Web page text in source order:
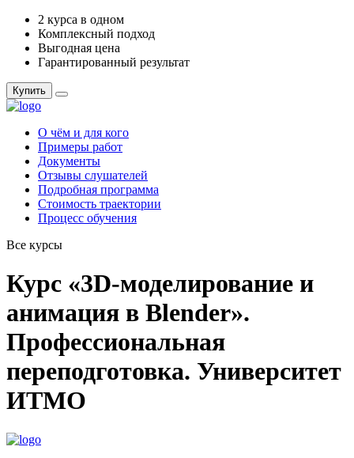
2 курса в одном
Комплексный подход
Выгодная цена
Гарантированный результат
Купить
О чём и для кого
Примеры работ
Документы
Отзывы слушателей
Подробная программа
Стоимость траектории
Процесс обучения
Все курсы
Курс «3D-моделирование и
анимация в Blender».
Профессиональная
переподготовка. Университет
ИТМО